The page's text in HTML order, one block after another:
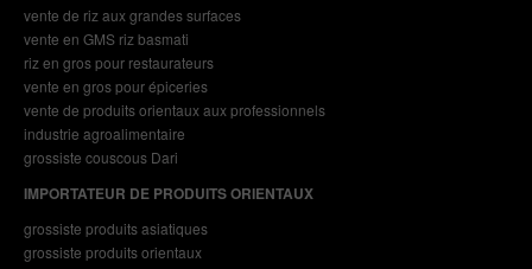
vente de riz aux grandes surfaces
vente en GMS riz basmati
riz en gros pour restaurateurs
vente en gros pour épiceries
vente de produits orientaux aux professionnels
industrie agroalimentaire
grossiste couscous Dari
IMPORTATEUR DE PRODUITS ORIENTAUX
grossiste produits asiatiques
grossiste produits orientaux